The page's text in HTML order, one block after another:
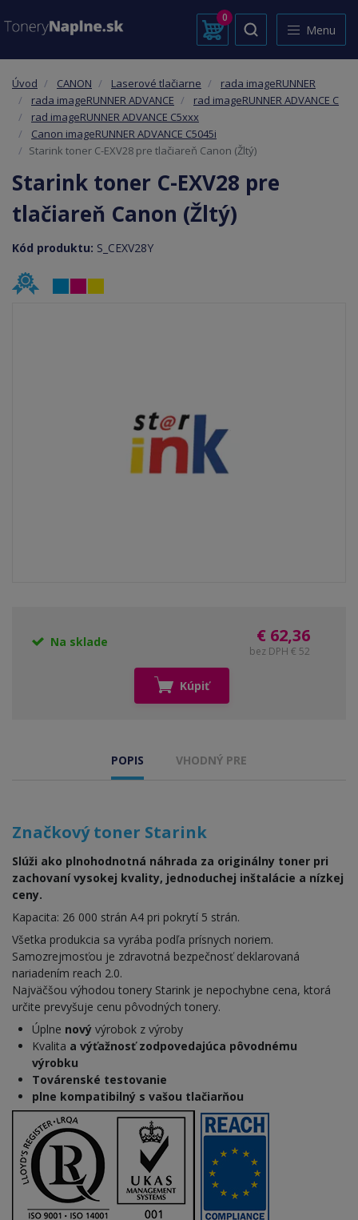
0
Menu
Úvod CANON Laserové tlačiarne
rada imageRUNNER
rada imageRUNNER ADVANCE
rad imageRUNNER ADVANCE C
rad imageRUNNER ADVANCE C5xxx
Canon imageRUNNER ADVANCE C5045i
Starink toner C-EXV28 pre tlačiareň Canon (Žltý)
Starink toner C-EXV28 pre
tlačiareň Canon (Žltý)
Kód produktu: S_CEXV28Y
Na sklade € 62,36
bez DPH € 52
Kúpiť
POPIS VHODNÝ PRE
Značkový toner Starink
Slúži ako plnohodnotná náhrada za originálny toner pri
zachovaní vysokej kvality, jednoduchej inštalácie a nízkej
ceny.
Kapacita: 26 000 strán A4 pri pokrytí 5 strán.
Všetka produkcia sa vyrába podľa prísnych noriem.
Samozrejmosťou je zdravotná bezpečnosť deklarovaná
nariadením reach 2.0.
Najväčšou výhodou tonery Starink je nepochybne cena, ktorá
určite prevyšuje cenu pôvodných tonery.
Úplne nový výrobok z výroby
Kvalita a výťažnosť zodpovedajúca pôvodnému
výrobku
Továrenské testovanie
plne kompatibilný s vašou tlačiarňou